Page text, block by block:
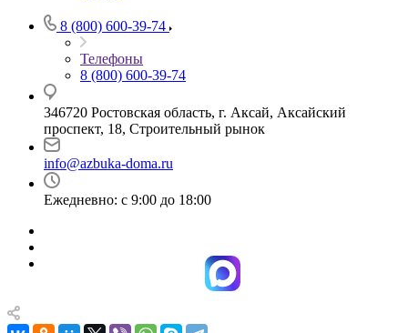
8 (800) 600-39-74
Телефоны
8 (800) 600-39-74
346720 Ростовская область, г. Аксай, Аксайский
проспект, 18, Строительный рынок
info@azbuka-doma.ru
Ежедневно: с 9:00 до 18:00